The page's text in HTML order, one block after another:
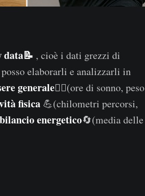
data📝 , cioè i dati grezzi di
elaborarli e analizzarli in
generale🧘‍♂️(ore di sonno, peso
fisica 💪(chilometri percorsi,
energetico🔄(media delle